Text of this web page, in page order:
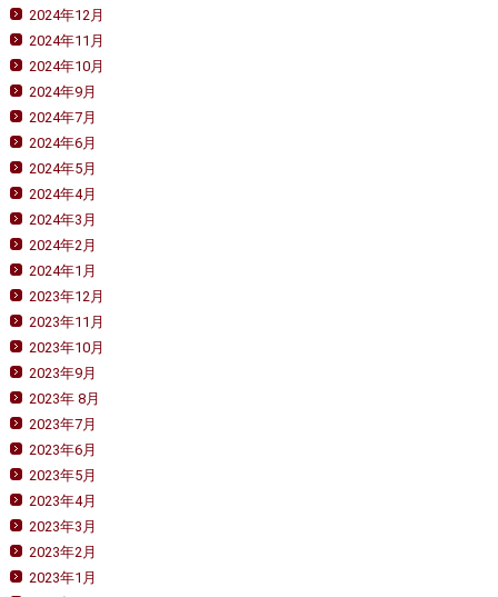
2024年12月
2024年11月
2024年10月
2024年9月
2024年7月
2024年6月
2024年5月
2024年4月
2024年3月
2024年2月
2024年1月
2023年12月
2023年11月
2023年10月
2023年9月
2023年 8月
2023年7月
2023年6月
2023年5月
2023年4月
2023年3月
2023年2月
2023年1月